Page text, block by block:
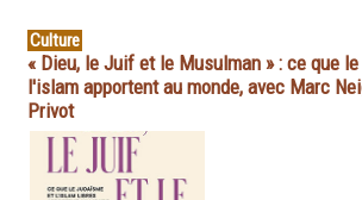
Culture
« Dieu, le Juif et le Musulman » : ce que
l'islam apportent au monde, avec Marc
Privot